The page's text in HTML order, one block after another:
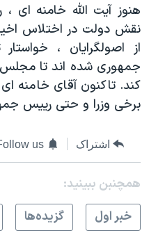
هنوز آیت الله خامنه ای
نقش دولت در اختلاس
از اصولگرایان ،
جمهوری شده اند تا مجلس
کند. تاکنون آقای خامنه
برخی وزرا و حتی رییس
اشتراک us
همچنبن ببینید:
خبر اول
گزيده‌ها